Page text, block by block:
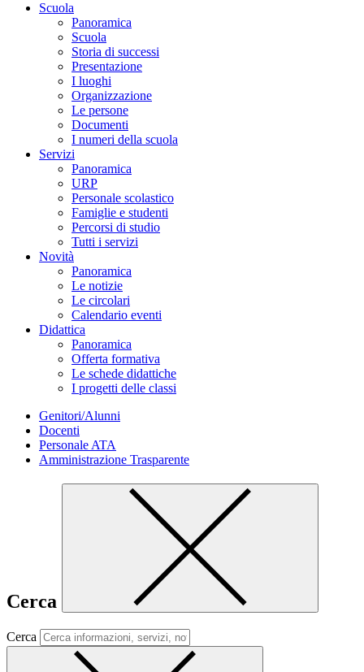
Scuola
Panoramica
Scuola
Storia di successi
Presentazione
I luoghi
Organizzazione
Le persone
Documenti
I numeri della scuola
Servizi
Panoramica
URP
Personale scolastico
Famiglie e studenti
Percorsi di studio
Tutti i servizi
Novità
Panoramica
Le notizie
Le circolari
Calendario eventi
Didattica
Panoramica
Offerta formativa
Le schede didattiche
I progetti delle classi
Genitori/Alunni
Docenti
Personale ATA
Amministrazione Trasparente
Cerca
Cerca